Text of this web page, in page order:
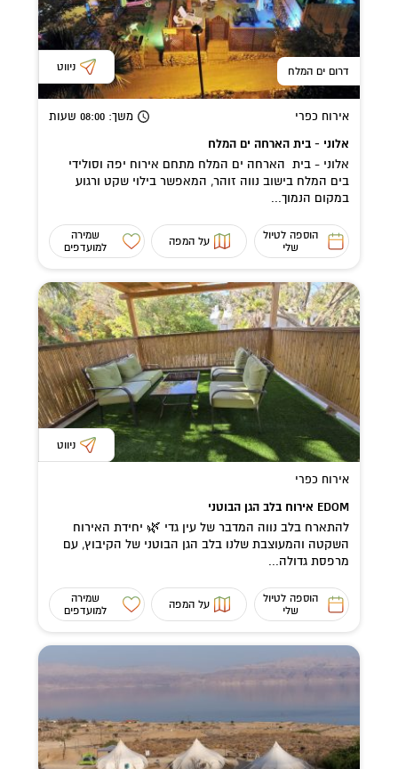
דרום ים המלח ניווט
אירוח כפרי משך: 08:00 שעות
אלוני - בית הארחה ים המלח
אלוני - בית הארחה ים המלח מתחם אירוח יפה וסולידי
בים המלח בישוב נווה זוהר, המאפשר בילוי שקט ורגוע
במקום הנמוך...
הוספה לטיול
שלי
על המפה
שמירה
למועדפים
ניווט
אירוח כפרי
EDOM אירוח בלב הגן הבוטני
להתארח בלב נווה המדבר של עין גדי 🌿 יחידת האירוח
השקטה והמעוצבת שלנו בלב הגן הבוטני של הקיבוץ, עם
מרפסת גדולה...
הוספה לטיול
שלי
על המפה
שמירה
למועדפים